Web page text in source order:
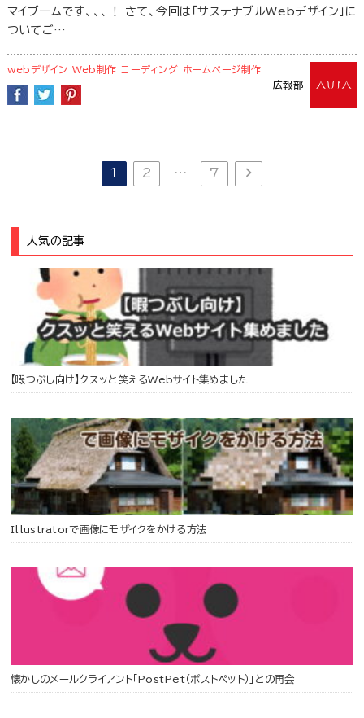
マイブームです、、、！ さて、今回は「サステナブルWebデザイン」に
ついてご…
広報部
webデザイン Web制作 コーディング ホームページ制作
1 2 … 7
人気の記事
【暇つぶし向け】クスッと笑えるWebサイト集めました
Illustratorで画像にモザイクをかける方法
懐かしのメールクライアント「PostPet（ポストペット）」との再会